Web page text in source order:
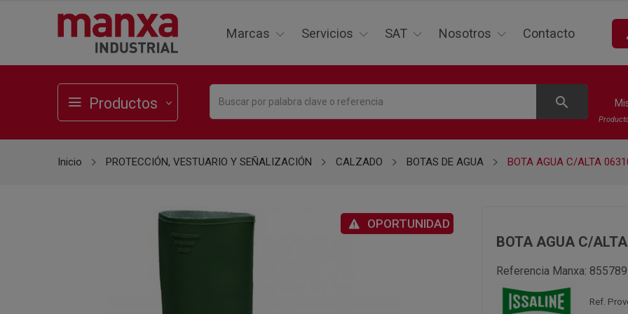
Marcas Servicios SAT Nosotros Contacto
Productos search
Inicio PROTECCIÓN, VESTUARIO Y SEÑALIZACIÓN CALZADO BOTAS DE AGUA BOTA AGUA C/ALTA
OPORTUNIDAD
BOTA AGUA C/
Referencia Manxa: 855789
Ref.